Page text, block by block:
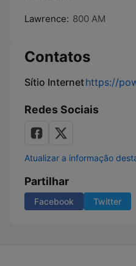
Lawrence: 800 AM
Contatos
Sítio Internethttps://
Redes Sociais
Atualizar a informação
Partilhar
Facebook Twitter